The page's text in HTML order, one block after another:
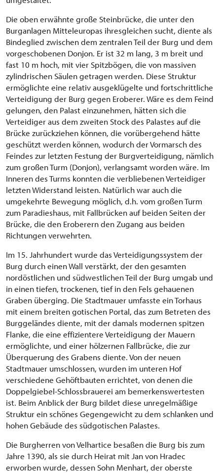
Die oben erwähnte große Steinbrücke, die unter den
Burganlagen Mitteleuropas ihresgleichen sucht, diente als
Bindeglied zwischen dem zentralen Teil der Burg und dem
vorgeschobenen Donjon. Er ist 32 m lang, 3 m breit und
fast 10 m hoch, mit vier Spitzbögen, die von massiven
zylindrischen Säulen getragen werden. Diese Struktur
ermöglichte eine relativ ausgeklügelte und fortschrittliche
Verteidigung der Burg gegen Eroberer. Wäre es dem Feind
gelungen, den Palast einzunehmen, hätten sich die
Verteidiger aus dem zweiten Stock des Palastes auf die
Brücke zurückziehen können, die vorübergehend hätte
geschützt werden können, wodurch der Vormarsch des
Feindes zur letzten Festung der Burgverteidigung, nämlich
zum großen Turm (Donjon), verlangsamt worden wäre. Im
Inneren des Turms konnten die verbliebenen Verteidiger
letzten Widerstand leisten. Natürlich war auch die
umgekehrte Bewegung möglich, d.h. vom großen Turm
zum Paradieshaus, mit Fallbrücken auf beiden Seiten der
Brücke, die den Eroberern den Zugang aus beiden
Richtungen verwehrten.
Im 15. Jahrhundert wurde das Verteidigungssystem der
Burg durch einen Wall verstärkt, der den gesamten
nordöstlichen und südwestlichen Teil der Burg umgab und
in einen tiefen, trockenen, tief in den Fels gehauenen
Graben überging. Die Stadtmauer umfasste ein Torhaus
mit einem breiten gotischen Portal, das zum Betreten des
Burggeländes diente, mit der damals modernen spitzen
Flanke, die eine effizientere Verteidigung der Mauern
ermöglichte, und einer hölzernen Fallbrücke, die zur
Überquerung des Grabens diente. Von der neuen
Stadtmauer umschlossen, wurden im unteren Hof
verschiedene Gehöftbauten errichtet, von denen die
Doppelgiebel-Schlossbrauerei am bemerkenswertesten
ist. Beim Anblick der Burg bildet diese unregelmäßige
Struktur ein schönes Gegengewicht zu dem schlanken und
hohen Gebäude des südgotischen Palastes.
Die Burgherren von Velhartice besaßen die Burg bis zum
Jahre 1390, als sie durch Heirat mit Jan von Hradec
erworben wurde, dessen Sohn Menhart, der oberste